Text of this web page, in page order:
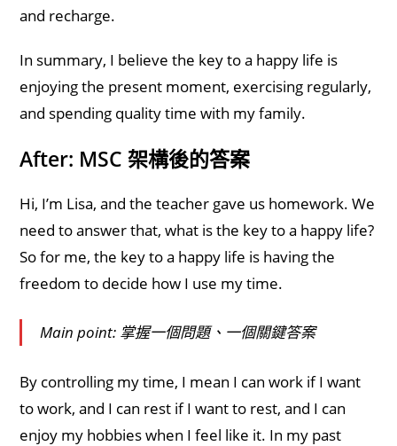
and recharge.
In summary, I believe the key to a happy life is
enjoying the present moment, exercising regularly,
and spending quality time with my family.
After: MSC 架構後的答案
Hi, I’m Lisa, and the teacher gave us homework. We
need to answer that, what is the key to a happy life?
So for me, the key to a happy life is having the
freedom to decide how I use my time.
Main point: 掌握一個問題、一個關鍵答案
By controlling my time, I mean I can work if I want
to work, and I can rest if I want to rest, and I can
enjoy my hobbies when I feel like it. In my past